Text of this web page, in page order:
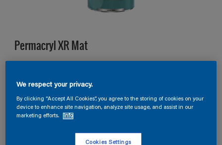
Permacryl XR Mat
Verpakkingsgrootte
1 L
We respect your privacy.
By clicking “Accept All Cookies”, you agree to the storing of cookies on your
device to enhance site navigation, analyze site usage, and assist in our
marketing efforts.
Info
Cookies Settings